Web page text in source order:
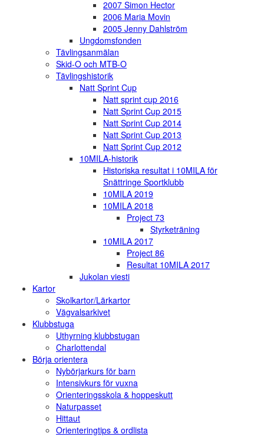
2007 Simon Hector
2006 Maria Movin
2005 Jenny Dahlström
Ungdomsfonden
Tävlingsanmälan
Skid-O och MTB-O
Tävlingshistorik
Natt Sprint Cup
Natt sprint cup 2016
Natt Sprint Cup 2015
Natt Sprint Cup 2014
Natt Sprint Cup 2013
Natt Sprint Cup 2012
10MILA-historik
Historiska resultat i 10MILA för
Snättringe Sportklubb
10MILA 2019
10MILA 2018
Project 73
Styrketräning
10MILA 2017
Project 86
Resultat 10MILA 2017
Jukolan viesti
Kartor
Skolkartor/Lärkartor
Vägvalsarkivet
Klubbstuga
Uthyrning klubbstugan
Charlottendal
Börja orientera
Nybörjarkurs för barn
Intensivkurs för vuxna
Orienteringsskola & hoppeskutt
Naturpasset
Hittaut
Orienteringtips & ordlista